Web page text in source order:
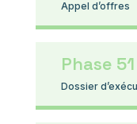
Appel d’offres
Phase 51
Dossier